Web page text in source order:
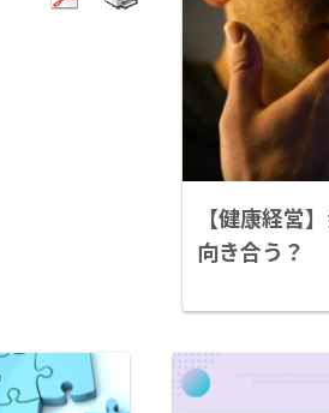
【健康経営
向き合う？